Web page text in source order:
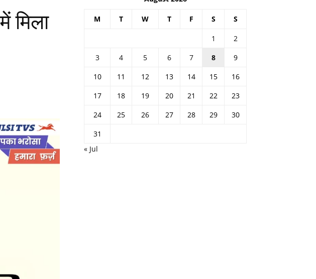
मिला
M T W T F S S
1
2
3
4 5 6 7 8
9
10
11 12 13 14 15
16
17
18 19 20 21 22
23
24
25 26 27 28 29
30
31
« Jul